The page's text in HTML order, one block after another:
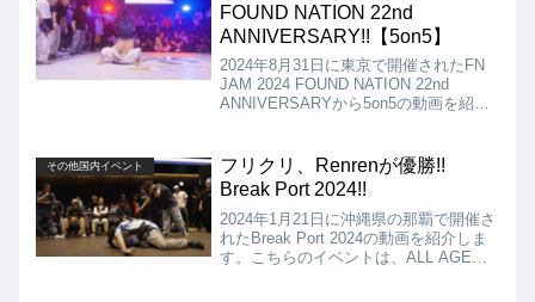
FOUND NATION 22nd
ANNIVERSARY!!【5on5】
2024年8月31日に東京で開催されたFN
JAM 2024 FOUND NATION 22nd
ANNIVERSARYから5on5の動画を紹介
果は、九州男児が優勝となりました!!
その他国内イベント
フリクリ、Renrenが優勝!!
Break Port 2024!!
2024年1月21日に沖縄県の那覇で開催さ
れたBreak Port 2024の動画を紹介しま
す。こちらのイベントは、ALL AGE